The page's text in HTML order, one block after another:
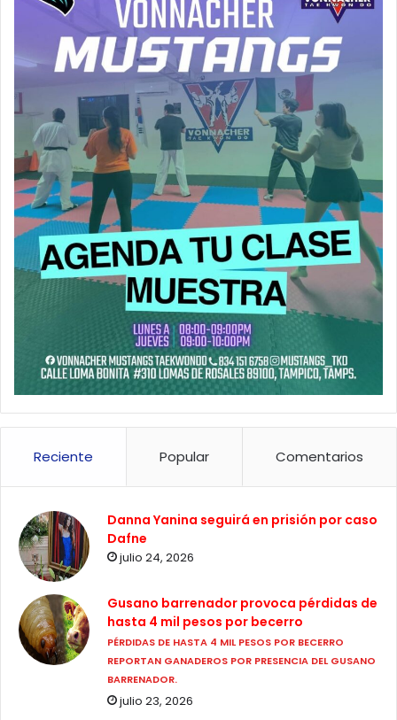
Reciente Popular Comentarios
Danna Yanina seguirá en prisión por caso
Dafne
julio 24, 2026
Gusano barrenador provoca pérdidas de
hasta 4 mil pesos por becerro
PÉRDIDAS DE HASTA 4 MIL PESOS POR BECERRO
REPORTAN GANADEROS POR PRESENCIA DEL GUSANO
BARRENADOR.
julio 23, 2026